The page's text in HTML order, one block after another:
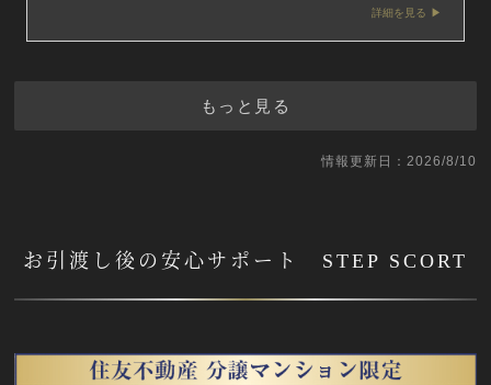
詳細を見る
もっと見る
情報更新日：2026/8/10
お引渡し後の安心サポート STEP SCORT